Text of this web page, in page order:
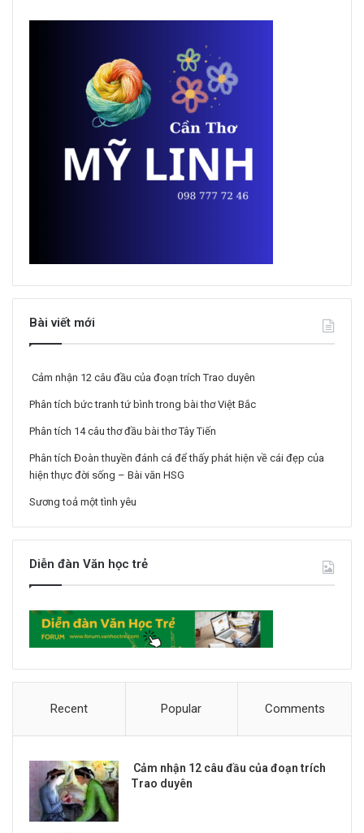
Bài viết mới
Cảm nhận 12 câu đầu của đoạn trích Trao duyên
Phân tích bức tranh tứ bình trong bài thơ Việt Bắc
Phân tích 14 câu thơ đầu bài thơ Tây Tiến
Phân tích Đoàn thuyền đánh cá để thấy phát hiện về cái đẹp của
hiện thực đời sống – Bài văn HSG
Sương toả một tình yêu
Diễn đàn Văn học trẻ
Recent Popular Comments
Cảm nhận 12 câu đầu của đoạn trích
Trao duyên